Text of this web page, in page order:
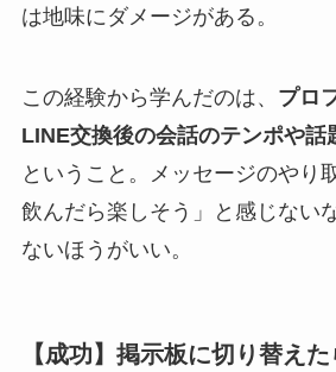
は地味にダメージがある。
この経験から学んだのは、 プロ
LINE交換後の会話のテンポや話
ということ。メッセージのやり
飲んだら楽しそう」と感じない
ないほうがいい。
【成功】掲示板に切り替え